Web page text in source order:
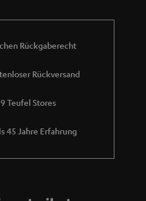
Rückgaberecht
Rückversand
9 Teufel Stores
45 Jahre Erfahrung